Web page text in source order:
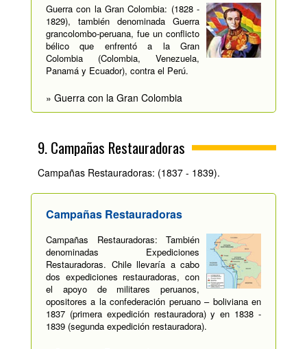
Guerra con la Gran Colombia: (1828 -
1829), también denominada Guerra
grancolombo-peruana, fue un conflicto
bélico que enfrentó a la Gran
Colombia (Colombia, Venezuela,
Panamá y Ecuador), contra el Perú.
» Guerra con la Gran Colombia
9. Campañas Restauradoras
Campañas Restauradoras: (1837 - 1839).
Campañas Restauradoras
Campañas Restauradoras: También
denominadas Expediciones
Restauradoras. Chile llevaría a cabo
dos expediciones restauradoras, con
el apoyo de militares peruanos,
opositores a la confederación peruano – boliviana en
1837 (primera expedición restauradora) y en 1838 -
1839 (segunda expedición restauradora).